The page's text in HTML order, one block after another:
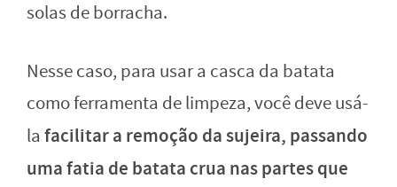
solas de borracha.
Nesse caso, para usar a casca da batata
como ferramenta de limpeza, você deve usá-
la facilitar a remoção da sujeira, passando
uma fatia de batata crua nas partes que